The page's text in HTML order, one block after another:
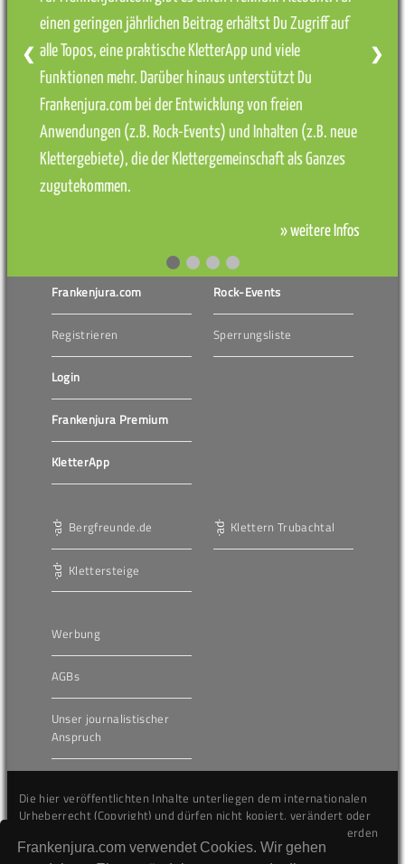
Frankenjura.com verwendet Cookies. Wir gehen
einen geringen jährlichen Beitrag erhältst Du Zugriff auf
alle Topos, eine praktische KletterApp und viele
Funktionen mehr. Darüber hinaus unterstützt Du
Frankenjura.com bei der Entwicklung von freien
Anwendungen (z.B. Rock-Events) und Inhalten (z.B. neue
Klettergebiete), die der Klettergemeinschaft als Ganzes
zugutekommen.
» weitere Infos
❮ ❯
Frankenjura.com
Registrieren
Login
Frankenjura Premium
KletterApp
Rock-Events
Sperrungsliste
Bergfreunde.de
Klettersteige
Klettern Trubachtal
Werbung
AGBs
Unser journalistischer
Anspruch
Die hier veröffentlichten Inhalte unterliegen dem internationalen
Urheberrecht (Copyright) und dürfen nicht kopiert, verändert oder
unverändert wiederveröffentlicht werden. Gegen Verstöße werden
wir auf juristischem Wege vorgehen.